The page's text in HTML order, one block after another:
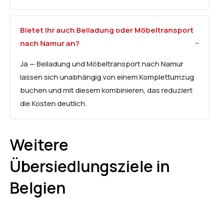
Bietet ihr auch Beiladung oderMöbeltransport
nach Namur an?
Ja — Beiladung und Möbeltransport nach Namur
lassen sich unabhängig von einem Komplettumzug
buchen und mit diesem kombinieren, das reduziert
die Kosten deutlich.
Weitere
Übersiedlungsziele in
Belgien